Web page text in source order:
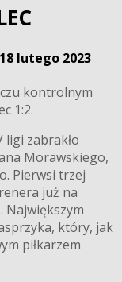
18 lutego 2023
kontrolnym
1:2.
ligi zabrakło
Morawskiego,
Pierwsi trzej
już na
Największym
który, jak
piłkarzem